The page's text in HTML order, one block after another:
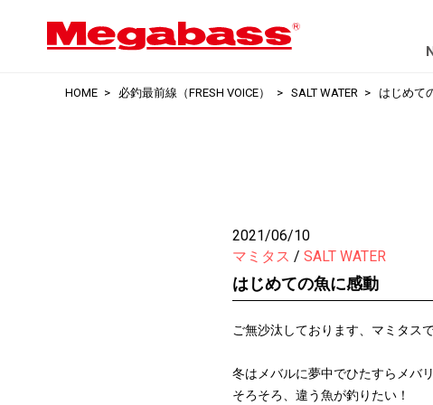
HOME 必釣最前線（FRESH VOICE） SALT WATER はじめて
2021/06/10
マミタス
SALT WATER
はじめての魚に感動
ご無沙汰しております、マミタスで
冬はメバルに夢中でひたすらメバ
そろそろ、違う魚が釣りたい！